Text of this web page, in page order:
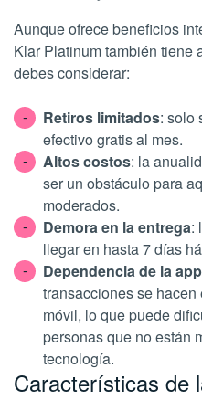
Aunque ofrece beneficios
Klar Platinum también tiene
debes considerar:
Retiros limitados: solo
efectivo gratis al mes.
Altos costos: la
ser un obstáculo para
moderados.
Demora en la entrega:
llegar en hasta 7 días
Dependencia de la app
transacciones se
móvil, lo que puede
personas que no están
tecnología.
Características de